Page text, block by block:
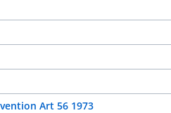
Art 56 1973